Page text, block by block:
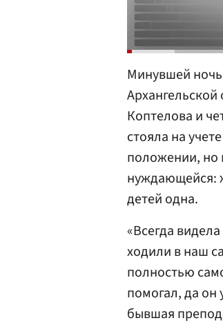
Минувшей
Коптелова и
стояла на
положении, но
нуждающейся:
детей одна.
«Всегда
ходили в наш
полностью
помогал, да он
бывшая